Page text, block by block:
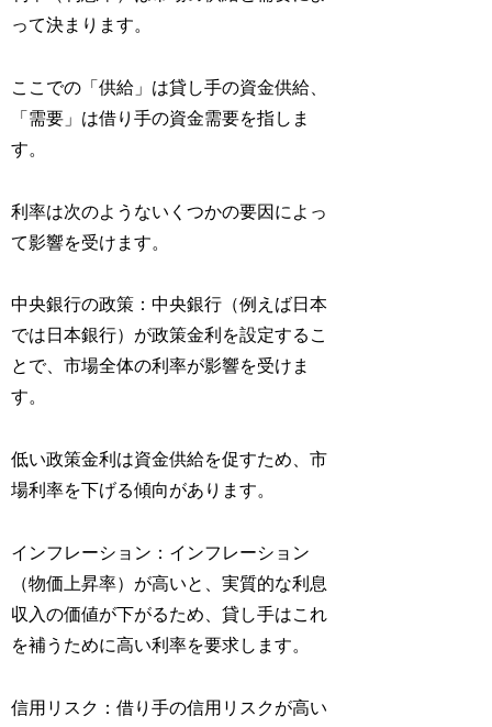
って決まります。
ここでの「供給」は貸し手の資金供給、
「需要」は借り手の資金需要を指しま
す。
利率は次のようないくつかの要因によっ
て影響を受けます。
中央銀行の政策：中央銀行（例えば日本
では日本銀行）が政策金利を設定するこ
とで、市場全体の利率が影響を受けま
す。
低い政策金利は資金供給を促すため、市
場利率を下げる傾向があります。
インフレーション：インフレーション
（物価上昇率）が高いと、実質的な利息
収入の価値が下がるため、貸し手はこれ
を補うために高い利率を要求します。
信用リスク：借り手の信用リスクが高い